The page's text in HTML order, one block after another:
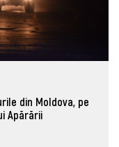
din Moldova, pe
Apărării